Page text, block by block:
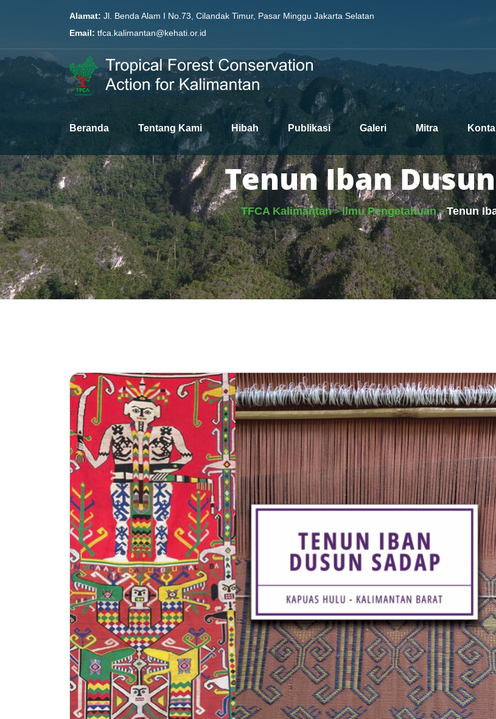
Alamat: Jl. Benda Alam I No.73, Cilandak Timur, Pasar Minggu Jakarta Selatan
Email: tfca.kalimantan@kehati.or.id
Beranda Tentang Kami Hibah Publikasi Galeri Mitra
Tenun Iban
TFCA Kalimantan>Ilmu Pengetahuan>Tenun